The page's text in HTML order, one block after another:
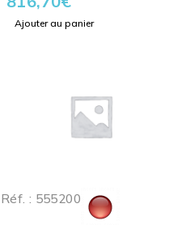
Ajouter au panier
Réf. : 555200